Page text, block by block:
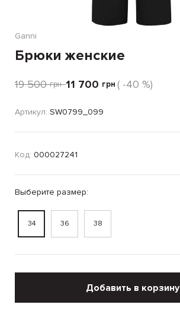
Ganni
Брюки женские
19 500 грн 11 700 грн ( -40 %)
Артикул: SW0799_099
Код: 000027241
Выберите размер:
34 36 38
Добавить в корзину